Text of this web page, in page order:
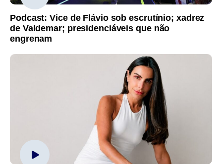
Podcast: Vice de Flávio sob escrutínio; xadrez
de Valdemar; presidenciáveis que não
engrenam